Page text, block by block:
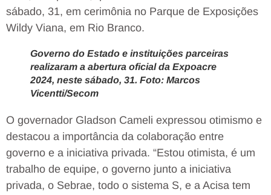
sábado, 31, em cerimônia no Parque de Exposições
Wildy Viana, em Rio Branco.
Governo do Estado e instituições parceiras
realizaram a abertura oficial da Expoacre
2024, neste sábado, 31. Foto: Marcos
Vicentti/Secom
O governador Gladson Cameli expressou otimismo e
destacou a importância da colaboração entre
governo e a iniciativa privada. “Estou otimista, é um
trabalho de equipe, o governo junto a iniciativa
privada, o Sebrae, todo o sistema S, e a Acisa tem